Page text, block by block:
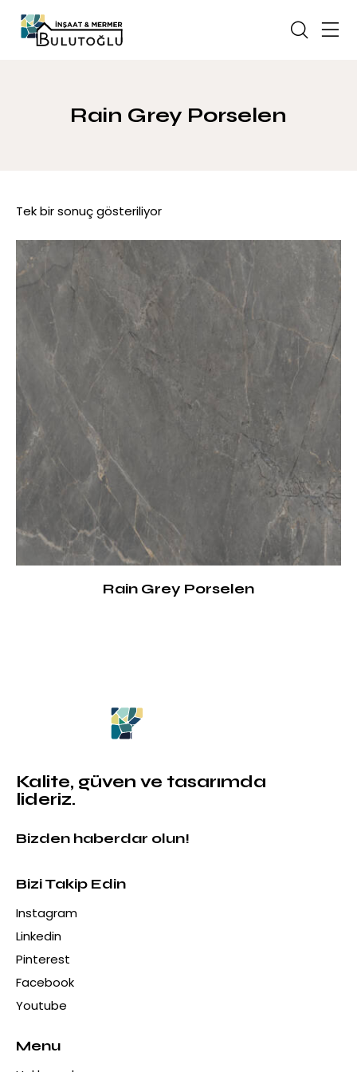
Rain Grey Porselen
Tek bir sonuç gösteriliyor
Rain Grey Porselen
Kalite, güven ve tasarımda
lideriz.
Bizden haberdar olun!
Bizi Takip Edin
Instagram
Linkedin
Pinterest
Facebook
Youtube
Menu